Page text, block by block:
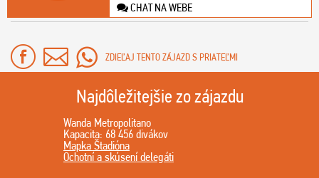
CHAT NA WEBE
ZDIEĽAJ TENTO ZÁJAZD S PRIATEĽMI
Najdôležitejšie zo zájazdu
Wanda Metropolitano
Kapacita: 68 456 divákov
Mapka Štadióna
Ochotní a skúsení delegáti